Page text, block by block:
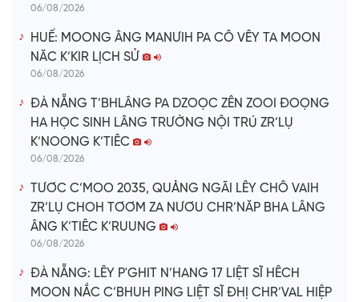
06/08/2026
HUẾ: MOONG ÂNG MANƯIH PA CÔ VÊY TA MOON
NĂC K’KIR LỊCH SỬ
06/08/2026
ĐÀ NẴNG T’BHLÂNG PA DZOỌC ZÊN ZOOI ĐOỌNG
HA HỌC SINH LÂNG TRƯỜNG NỘI TRÚ ZR’LỤ
K’NOONG K’TIÊC
06/08/2026
TƯƠC C’MOO 2035, QUẢNG NGÃI LÊY CHÔ VAIH
ZR’LỤ CHOH TƠƠM ZA NƯƠU CHR’NĂP BHA LÂNG
ÂNG K’TIÊC K’RUUNG
06/08/2026
ĐÀ NẴNG: LÊY P'GHIT N’HANG 17 LIỆT SĨ HÊCH
MOON NẮC C’BHUH PING LIỆT SĨ ĐHỊ CHR’VAL HIỆP